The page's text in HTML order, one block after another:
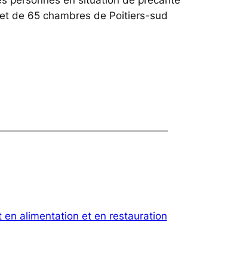
de 65 chambres de Poitiers-sud
alimentation et en restauration